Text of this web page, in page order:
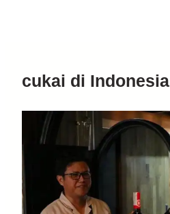
cukai di Indonesia